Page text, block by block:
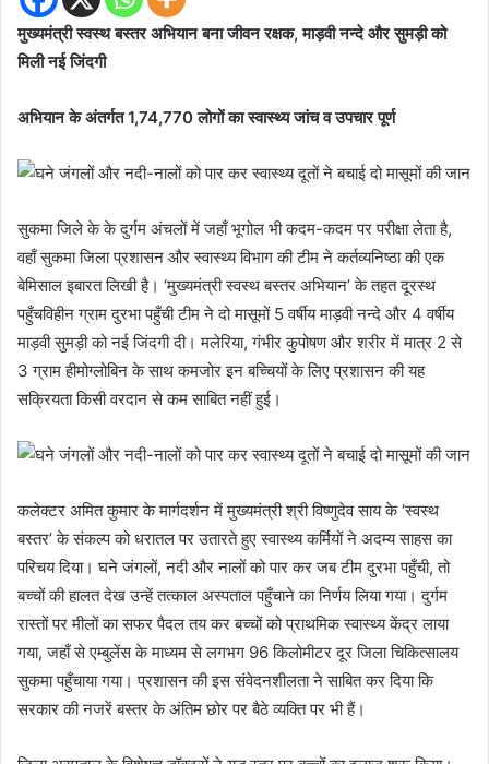
मुख्यमंत्री स्वस्थ बस्तर अभियान बना जीवन रक्षक, माड़वी नन्दे और सुमड़ी को
मिली नई जिंदगी
अभियान के अंतर्गत 1,74,770 लोगों का स्वास्थ्य जांच व उपचार पूर्ण
सुकमा जिले के के दुर्गम अंचलों में जहाँ भूगोल भी कदम-कदम पर परीक्षा लेता है,
वहाँ सुकमा जिला प्रशासन और स्वास्थ्य विभाग की टीम ने कर्तव्यनिष्ठा की एक
बेमिसाल इबारत लिखी है। ‘मुख्यमंत्री स्वस्थ बस्तर अभियान’ के तहत दूरस्थ
पहुँचविहीन ग्राम दुरभा पहुँची टीम ने दो मासूमों 5 वर्षीय माड़वी नन्दे और 4 वर्षीय
माड़वी सुमड़ी को नई जिंदगी दी। मलेरिया, गंभीर कुपोषण और शरीर में मात्र 2 से
3 ग्राम हीमोग्लोबिन के साथ कमजोर इन बच्चियों के लिए प्रशासन की यह
सक्रियता किसी वरदान से कम साबित नहीं हुई।
कलेक्टर अमित कुमार के मार्गदर्शन में मुख्यमंत्री श्री विष्णुदेव साय के ‘स्वस्थ
बस्तर’ के संकल्प को धरातल पर उतारते हुए स्वास्थ्य कर्मियों ने अदम्य साहस का
परिचय दिया। घने जंगलों, नदी और नालों को पार कर जब टीम दुरभा पहुँची, तो
बच्चों की हालत देख उन्हें तत्काल अस्पताल पहुँचाने का निर्णय लिया गया। दुर्गम
रास्तों पर मीलों का सफर पैदल तय कर बच्चों को प्राथमिक स्वास्थ्य केंद्र लाया
गया, जहाँ से एम्बुलेंस के माध्यम से लगभग 96 किलोमीटर दूर जिला चिकित्सालय
सुकमा पहुँचाया गया। प्रशासन की इस संवेदनशीलता ने साबित कर दिया कि
सरकार की नजरें बस्तर के अंतिम छोर पर बैठे व्यक्ति पर भी हैं।